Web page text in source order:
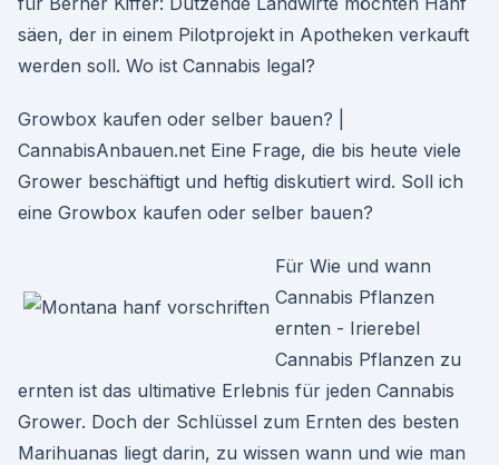
säen, der in einem Pilotprojekt in Apotheken verkauft
werden soll. Wo ist Cannabis legal?
Growbox kaufen oder selber bauen? |
CannabisAnbauen.net Eine Frage, die bis heute viele
Grower beschäftigt und heftig diskutiert wird. Soll ich
eine Growbox kaufen oder selber bauen?
Für Wie und wann
Cannabis Pflanzen
ernten - Irierebel
Cannabis Pflanzen zu
ernten ist das ultimative Erlebnis für jeden Cannabis
Grower. Doch der Schlüssel zum Ernten des besten
Marihuanas liegt darin, zu wissen wann und wie man